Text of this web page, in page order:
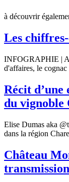
à découvrir
Les
INFOGRAPHIE |
d'affaires, le
Récit d’une
du vignoble
Elise Dumas aka
dans la région
Château